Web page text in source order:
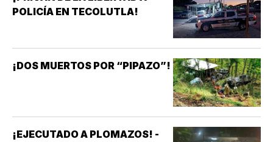
POLICÍA EN TECOLUTLA!
¡DOS MUERTOS POR “PIPAZO”!
¡EJECUTADO A PLOMAZOS! -